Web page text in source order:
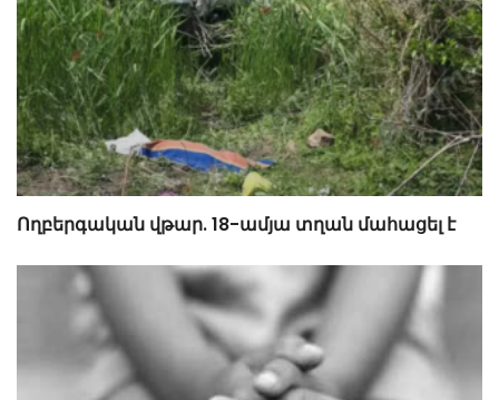
Ողբերգական վթար. 18-ամյա տղան մահացել է